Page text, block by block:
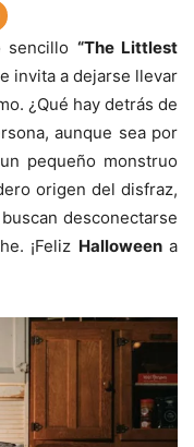
sencillo “The Littlest
invita a dejarse llevar
¿Qué hay detrás de
aunque sea por
pequeño monstruo
origen del disfraz,
desconectarse
¡Feliz Halloweena